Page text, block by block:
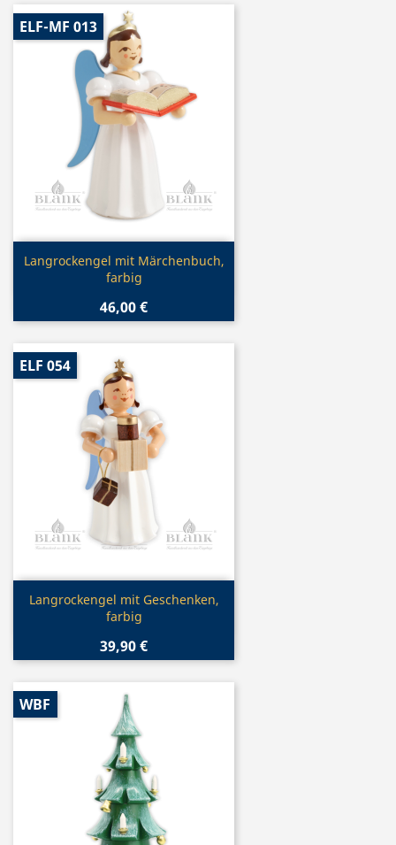
Vorschau
Langrockengel mit Märchenbuch,
farbig
46,00 €
ELF-MF 013
Vorschau
Langrockengel mit Geschenken,
farbig
39,90 €
ELF 054
WBF